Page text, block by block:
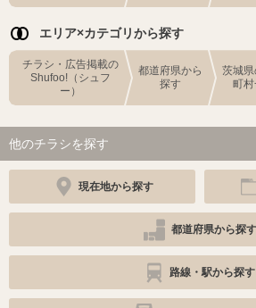
エリア×カテゴリから探す
チラシ・広告掲載の
Shufoo!（シュフ
ー）
都道府県から
探す
茨城
町
他のチラシを探す
現在地から探す
都道府県から探す
路線・駅から探す